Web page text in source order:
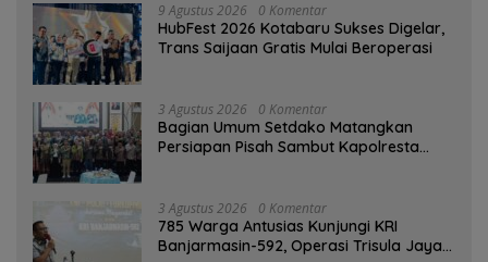
9 Agustus 2026 0 Komentar
HubFest 2026 Kotabaru Sukses Digelar,
Trans Saijaan Gratis Mulai Beroperasi
3 Agustus 2026 0 Komentar
Bagian Umum Setdako Matangkan
Persiapan Pisah Sambut Kapolresta
3 Agustus 2026 0 Komentar
785 Warga Antusias Kunjungi KRI
Banjarmasin-592, Operasi Trisula Jaya